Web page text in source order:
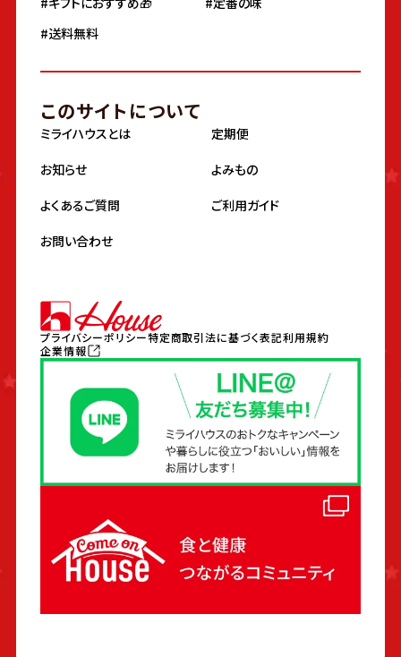
プライバシーポリシー特定商取引法に基づく表記利用規約
企業情報
#送料無料
このサイトについて
ミライハウスとは
定期便
お知らせ
よみもの
よくあるご質問
ご利用ガイド
お問い合わせ